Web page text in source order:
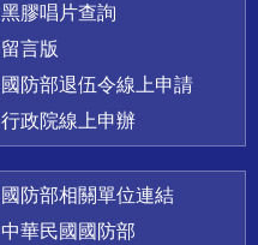
黑膠唱片查詢
留言版
國防部退伍令線上申請
行政院線上申辦
國防部相關單位連結
中華民國國防部